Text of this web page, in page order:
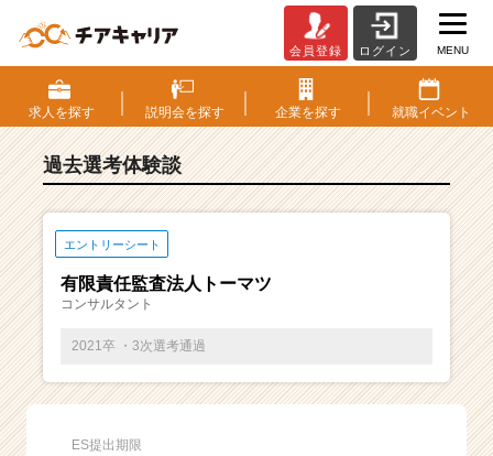
S・
選
考
験
ベ
チ
ー・
成
会員登録 ログイン MENU
求人を探す 説明会を探す 企業を探す 就職イベント
過去選考体験談
エントリーシート
有限責任監査法人トーマツ
コンサルタント
2021卒 ・3次選考通過
ES提出期限